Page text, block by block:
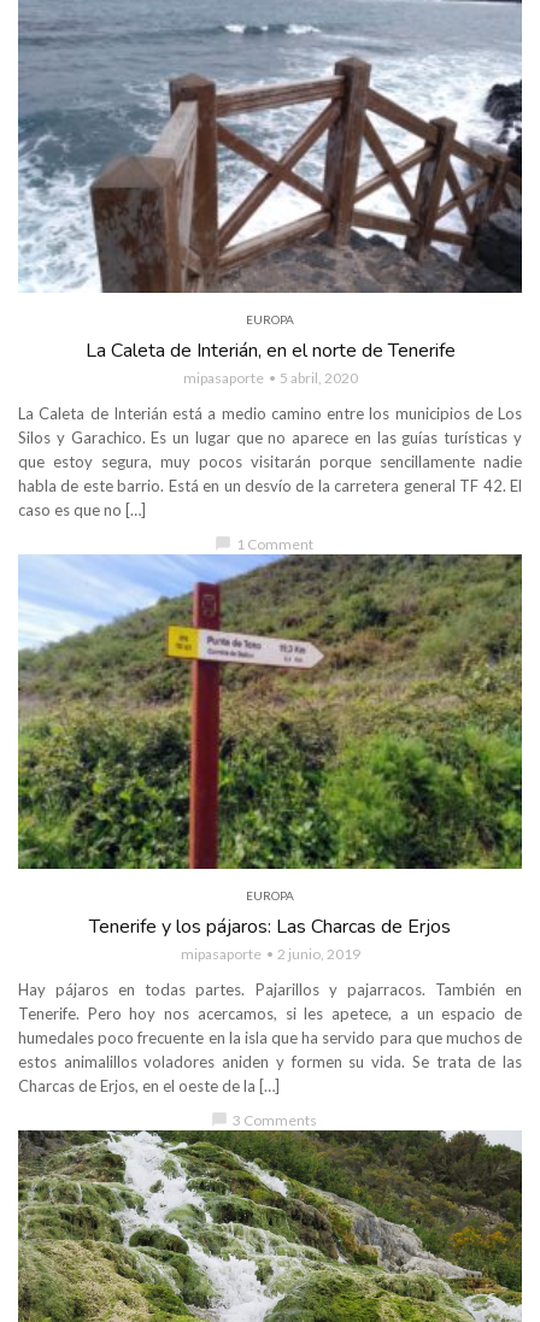
EUROPA
La Caleta de Interián, en el norte de Tenerife
mipasaporte 5 abril, 2020
La Caleta de Interián está a medio camino entre los municipios de Los
Silos y Garachico. Es un lugar que no aparece en las guías turísticas y
que estoy segura, muy pocos visitarán porque sencillamente nadie
habla de este barrio. Está en un desvío de la carretera general TF 42. El
caso es que no […]
1 Comment
EUROPA
Tenerife y los pájaros: Las Charcas de Erjos
mipasaporte 2 junio, 2019
Hay pájaros en todas partes. Pajarillos y pajarracos. También en
Tenerife. Pero hoy nos acercamos, si les apetece, a un espacio de
humedales poco frecuente en la isla que ha servido para que muchos de
estos animalillos voladores aniden y formen su vida. Se trata de las
Charcas de Erjos, en el oeste de la […]
3 Comments